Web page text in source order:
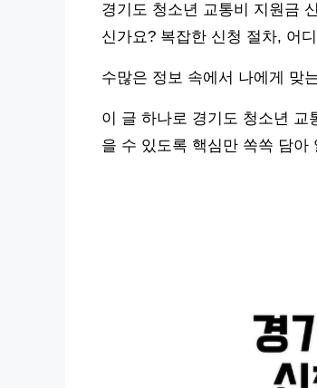
경기도 청소년 교통비 지원금
신가요? 복잡한 신청 절차, 어
수많은 정보 속에서 나에게 맞
이 글 하나로 경기도 청소년
을 수 있도록 핵심만 쏙쏙 담아